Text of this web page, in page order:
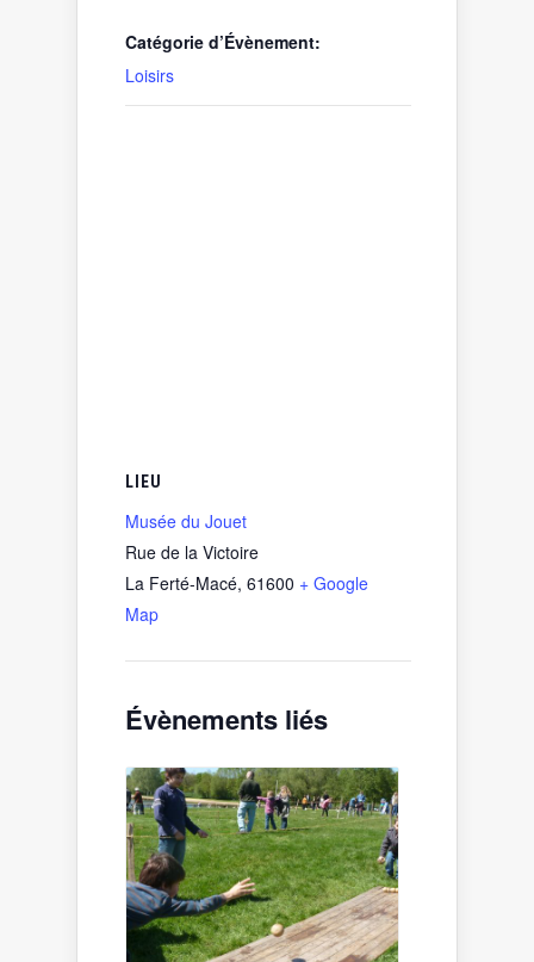
Catégorie d’Évènement:
Loisirs
LIEU
Musée du Jouet
Rue de la Victoire
La Ferté-Macé, 61600 + Google
Map
Évènements liés